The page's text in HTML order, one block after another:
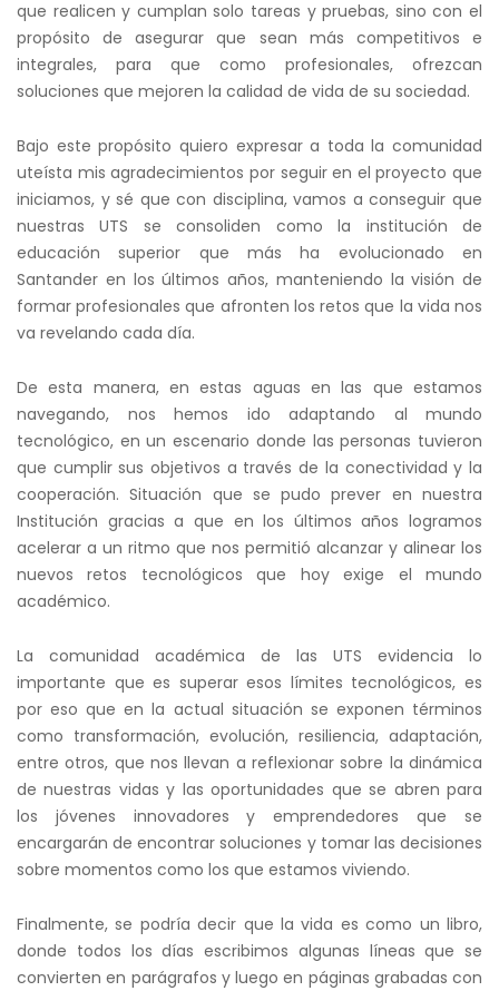
que realicen y cumplan solo tareas y pruebas, sino con el
propósito de asegurar que sean más competitivos e
integrales, para que como profesionales, ofrezcan
soluciones que mejoren la calidad de vida de su sociedad.
Bajo este propósito quiero expresar a toda la comunidad
uteísta mis agradecimientos por seguir en el proyecto que
iniciamos, y sé que con disciplina, vamos a conseguir que
nuestras UTS se consoliden como la institución de
educación superior que más ha evolucionado en
Santander en los últimos años, manteniendo la visión de
formar profesionales que afronten los retos que la vida nos
va revelando cada día.
De esta manera, en estas aguas en las que estamos
navegando, nos hemos ido adaptando al mundo
tecnológico, en un escenario donde las personas tuvieron
que cumplir sus objetivos a través de la conectividad y la
cooperación. Situación que se pudo prever en nuestra
Institución gracias a que en los últimos años logramos
acelerar a un ritmo que nos permitió alcanzar y alinear los
nuevos retos tecnológicos que hoy exige el mundo
académico.
La comunidad académica de las UTS evidencia lo
importante que es superar esos límites tecnológicos, es
por eso que en la actual situación se exponen términos
como transformación, evolución, resiliencia, adaptación,
entre otros, que nos llevan a reflexionar sobre la dinámica
de nuestras vidas y las oportunidades que se abren para
los jóvenes innovadores y emprendedores que se
encargarán de encontrar soluciones y tomar las decisiones
sobre momentos como los que estamos viviendo.
Finalmente, se podría decir que la vida es como un libro,
donde todos los días escribimos algunas líneas que se
convierten en parágrafos y luego en páginas grabadas con